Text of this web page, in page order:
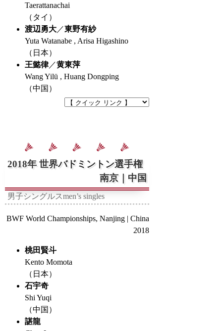
Taerattanachai
（タイ）
渡辺勇大／東野有紗
Yuta Watanabe , Arisa Higashino
（日本）
王懿律／黄東萍
Wang Yilü , Huang Dongping
（中国）
2018年 世界バドミントン選手権
南京｜中国
男子シングルスmen’s singles
BWF World Championships, Nanjing | China
2018
桃田賢斗
Kento Momota
（日本）
石宇奇
Shi Yuqi
（中国）
諶龍